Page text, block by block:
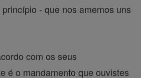
- que nos amemos uns
com os seus
é o mandamento que ouvistes